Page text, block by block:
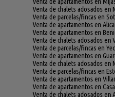
Venta de chalets adosados en
Venta de parcelas/fincas en
Venta de apartamentos en
Venta de apartamentos en
Venta de chalets adosados en
Venta de parcelas/fincas en
Venta de apartamentos en
Venta de chalets adosados en
Venta de parcelas/fincas en
Venta de apartamentos en
Venta de apartamentos en
Venta de chalets adosados en